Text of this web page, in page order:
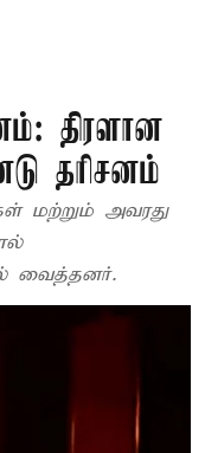
திரளான
தரிசனம்
மற்றும் அவரது
வைத்தனர்.